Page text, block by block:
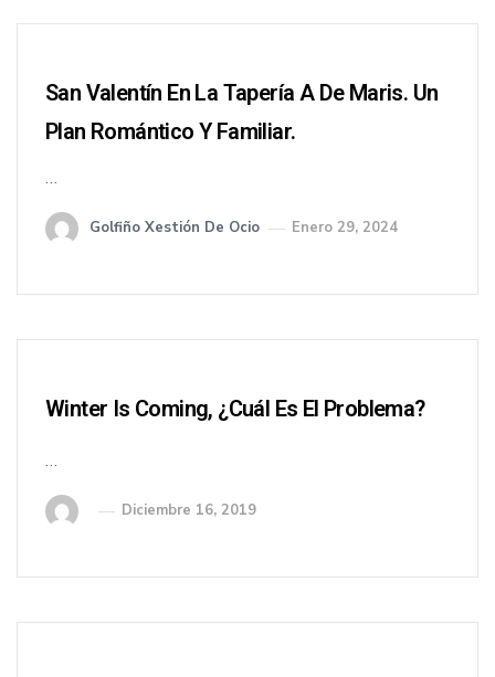
San Valentín En La Tapería A De Maris. Un
Plan Romántico Y Familiar.
…
Golfiño Xestión De Ocio Enero 29, 2024
Winter Is Coming, ¿cuál Es El Problema?
…
Diciembre 16, 2019